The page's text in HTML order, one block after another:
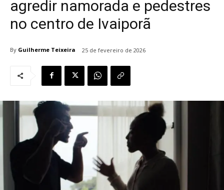
agredir namorada e pedestres
no centro de Ivaiporã
By Guilherme Teixeira 25 de fevereiro de 2026